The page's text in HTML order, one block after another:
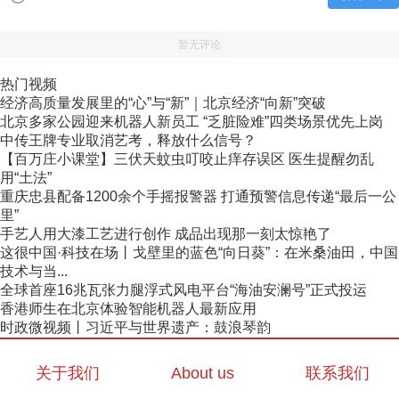
暂无评论
热门视频
经济高质量发展里的“心”与“新”｜北京经济“向新”突破
北京多家公园迎来机器人新员工 “乏脏险难”四类场景优先上岗
中传王牌专业取消艺考，释放什么信号？
【百万庄小课堂】三伏天蚊虫叮咬止痒存误区 医生提醒勿乱
用“土法”
重庆忠县配备1200余个手摇报警器 打通预警信息传递“最后一公
里”
手艺人用大漆工艺进行创作 成品出现那一刻太惊艳了
这很中国·科技在场丨戈壁里的蓝色“向日葵”：在米桑油田，中国
技术与当...
全球首座16兆瓦张力腿浮式风电平台“海油安澜号”正式投运
香港师生在北京体验智能机器人最新应用
时政微视频丨习近平与世界遗产：鼓浪琴韵
关于我们 About us 联系我们